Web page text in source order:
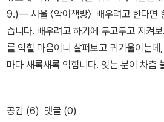
반 없는 내가 그녀보다 높은 직급을 달고
서무 업무를 하지 않고 남자들과 같은 영
끼고 있었다. 《삼성을 살다》 96쪽 틀림
짐꾸러미”를 떠맡기기도 할 테지. 내 어깨
곡 늘어나는 짐을 다시 바라본다. 끝없이
이일 테지만, 이름을 바꾸어 보기로 한다
단출히 ‘온짐’으로 줄여서 받아들여 본다.
9.)― 서울 〈악어책방〉 배우려고 한다면
습니다. 배우려고 하기에 두고두고 지켜
를 익힐 마음이니 살펴보고 귀기울이는
마다 새록새록 익힙니다. 잊는 분이 차츰
가 내린다”라 하지요. 배울 적에는 ‘누구·
오고, 저기‘로’ 갑니다. “엄마한테 배운다
공감 (6) 댓글 (0)